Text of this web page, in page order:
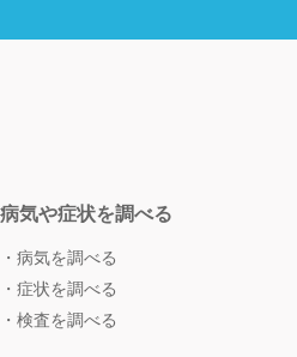
病気や症状を調べる
病気を調べる
症状を調べる
検査を調べる